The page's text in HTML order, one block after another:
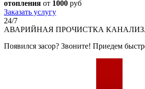
отопления от 1000 руб
Заказать услугу
24/7
АВАРИЙНАЯ ПРОЧИСТКА
Появился засор? Звоните! Приедем